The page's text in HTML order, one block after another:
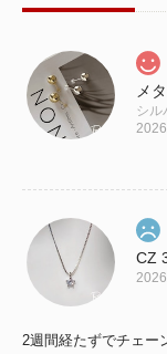
メ
シル
CZ
2週間経たずでチェー